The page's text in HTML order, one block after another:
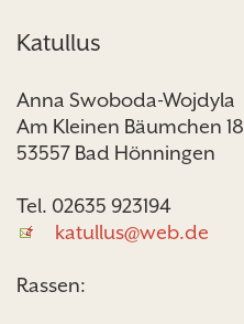
Katullus
Anna Swoboda-Wojdyla
Am Kleinen Bäumchen 18
53557 Bad Hönningen
Tel. 02635 923194
katullus@web.de
Rassen: